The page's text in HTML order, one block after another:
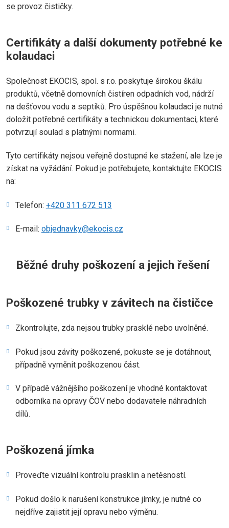
se provoz čističky.
Certifikáty a další dokumenty potřebné ke
kolaudaci
Společnost EKOCIS, spol. s r.o. poskytuje širokou škálu
produktů, včetně domovních čistíren odpadních vod, nádrží
na dešťovou vodu a septiků. Pro úspěšnou kolaudaci je nutné
doložit potřebné certifikáty a technickou dokumentaci, které
potvrzují soulad s platnými normami.
Tyto certifikáty nejsou veřejně dostupné ke stažení, ale lze je
získat na vyžádání. Pokud je potřebujete, kontaktujte EKOCIS
na:
Telefon: +420 311 672 513
E-mail: objednavky@ekocis.cz
Běžné druhy poškození a jejich řešení
Poškozené trubky v závitech na čističce
Zkontrolujte, zda nejsou trubky prasklé nebo uvolněné.
Pokud jsou závity poškozené, pokuste se je dotáhnout,
případně vyměnit poškozenou část.
V případě vážnějšího poškození je vhodné kontaktovat
odborníka na opravy ČOV nebo dodavatele náhradních
dílů.
Poškozená jímka
Proveďte vizuální kontrolu prasklin a netěsností.
Pokud došlo k narušení konstrukce jímky, je nutné co
nejdříve zajistit její opravu nebo výměnu.